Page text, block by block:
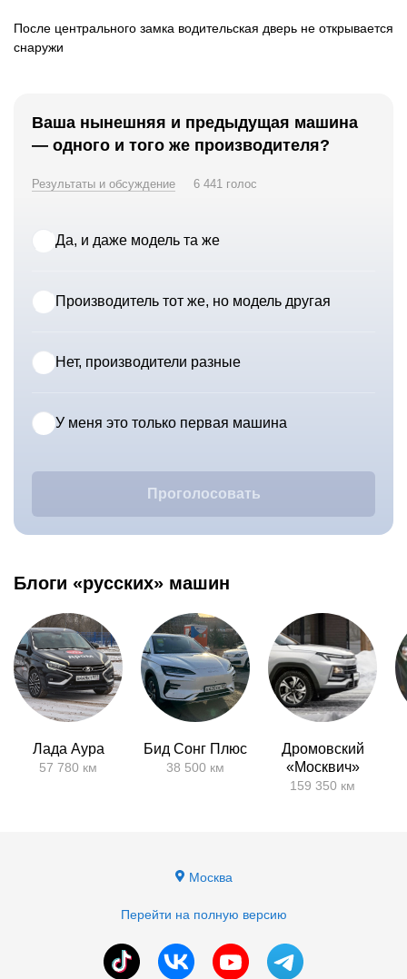
После центрального замка водительская дверь не открывается
снаружи
Ваша нынешняя и предыдущая машина
— одного и того же производителя?
Результаты и обсуждение 6 441 голос
Да, и даже модель та же
Производитель тот же, но модель другая
Нет, производители разные
У меня это только первая машина
Проголосовать
Блоги «русских» машин
Лада Аура
57 780 км
Бид Сонг Плюс
38 500 км
Дромовский
«Москвич»
159 350 км
Москва
Перейти на полную версию